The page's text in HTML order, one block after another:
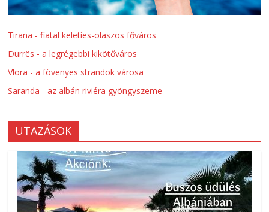
Tirana - fiatal keleties-olaszos főváros
Durrës - a legrégebbi kikötőváros
Vlora - a fövenyes strandok városa
Saranda - az albán riviéra gyöngyszeme
UTAZÁSOK